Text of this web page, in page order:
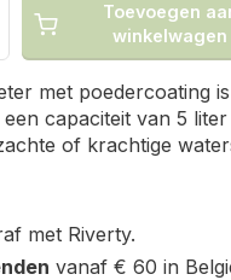
Toevoegen
winkelwagen
met poedercoating
capaciteit van 5
of krachtige
met Riverty.
vanaf € 60 in